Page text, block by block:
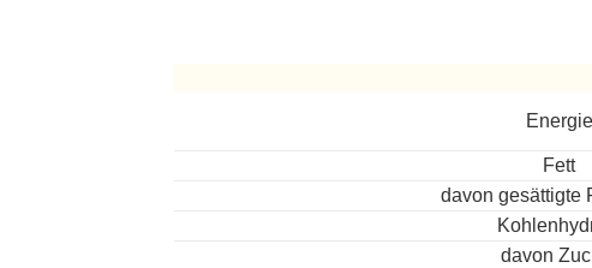
Energie
Fett
davon gesättigte
davon